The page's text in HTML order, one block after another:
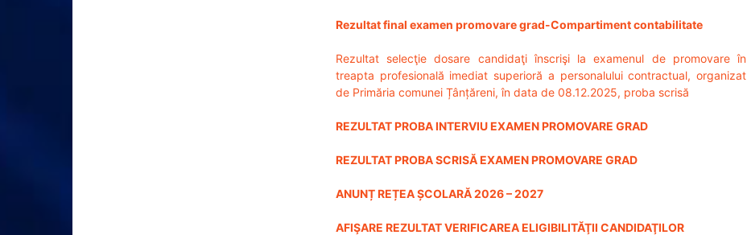
Rezultat final examen promovare grad-Compartiment contabilitate
Rezultat selecţie dosare candidaţi înscrişi la examenul de promovare în
treapta profesională imediat superioră a personalului contractual, organizat
de Primăria comunei Țânțăreni, în data de 08.12.2025, proba scrisă
REZULTAT PROBA INTERVIU EXAMEN PROMOVARE GRAD
REZULTAT PROBA SCRISĂ EXAMEN PROMOVARE GRAD
ANUNȚ REȚEA ȘCOLARĂ 2026 – 2027
AFIŞARE REZULTAT VERIFICAREA ELIGIBILITĂŢII CANDIDAŢILOR